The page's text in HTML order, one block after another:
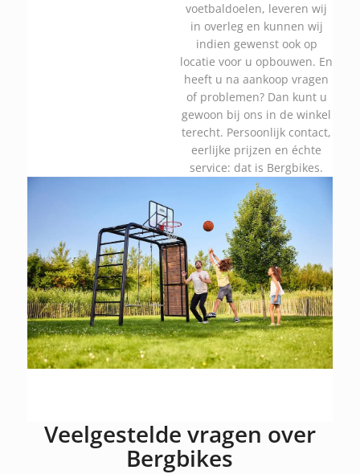
voetbaldoelen, leveren wij
in overleg en kunnen wij
indien gewenst ook op
locatie voor u opbouwen. En
heeft u na aankoop vragen
of problemen? Dan kunt u
gewoon bij ons in de winkel
terecht. Persoonlijk contact,
eerlijke prijzen en échte
service: dat is Bergbikes.
Veelgestelde vragen over
Bergbikes